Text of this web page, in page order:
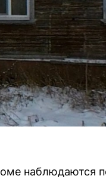
наблюдаются